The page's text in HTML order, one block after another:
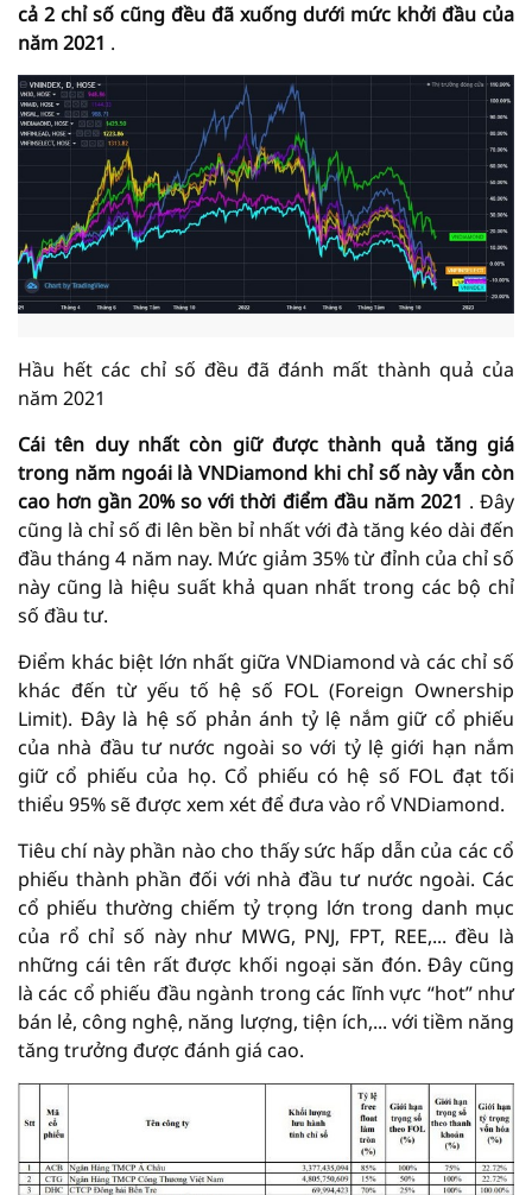
cả 2 chỉ số cũng đều đã xuống dưới mức khởi đầu của
năm 2021 .
Hầu hết các chỉ số đều đã đánh mất thành quả của
năm 2021
Cái tên duy nhất còn giữ được thành quả tăng giá
trong năm ngoái là VNDiamond khi chỉ số này vẫn còn
cao hơn gần 20% so với thời điểm đầu năm 2021 . Đây
cũng là chỉ số đi lên bền bỉ nhất với đà tăng kéo dài đến
đầu tháng 4 năm nay. Mức giảm 35% từ đỉnh của chỉ số
này cũng là hiệu suất khả quan nhất trong các bộ chỉ
số đầu tư.
Điểm khác biệt lớn nhất giữa VNDiamond và các chỉ số
khác đến từ yếu tố hệ số FOL (Foreign Ownership
Limit). Đây là hệ số phản ánh tỷ lệ nắm giữ cổ phiếu
của nhà đầu tư nước ngoài so với tỷ lệ giới hạn nắm
giữ cổ phiếu của họ. Cổ phiếu có hệ số FOL đạt tối
thiểu 95% sẽ được xem xét để đưa vào rổ VNDiamond.
Tiêu chí này phần nào cho thấy sức hấp dẫn của các cổ
phiếu thành phần đối với nhà đầu tư nước ngoài. Các
cổ phiếu thường chiếm tỷ trọng lớn trong danh mục
của rổ chỉ số này như MWG, PNJ, FPT, REE,... đều là
những cái tên rất được khối ngoại săn đón. Đây cũng
là các cổ phiếu đầu ngành trong các lĩnh vực “hot” như
bán lẻ, công nghệ, năng lượng, tiện ích,... với tiềm năng
tăng trưởng được đánh giá cao.